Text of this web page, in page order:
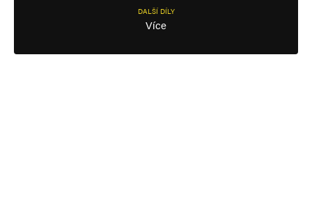
DALŠÍ DÍLY
Více